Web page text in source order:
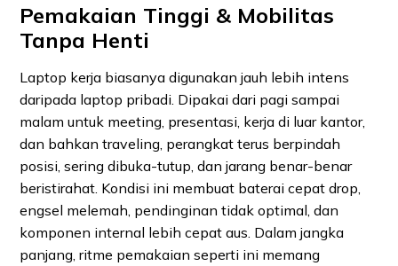
Pemakaian Tinggi & Mobilitas
Tanpa Henti
Laptop kerja biasanya digunakan jauh lebih intens
daripada laptop pribadi. Dipakai dari pagi sampai
malam untuk meeting, presentasi, kerja di luar kantor,
dan bahkan traveling, perangkat terus berpindah
posisi, sering dibuka-tutup, dan jarang benar-benar
beristirahat. Kondisi ini membuat baterai cepat drop,
engsel melemah, pendinginan tidak optimal, dan
komponen internal lebih cepat aus. Dalam jangka
panjang, ritme pemakaian seperti ini memang